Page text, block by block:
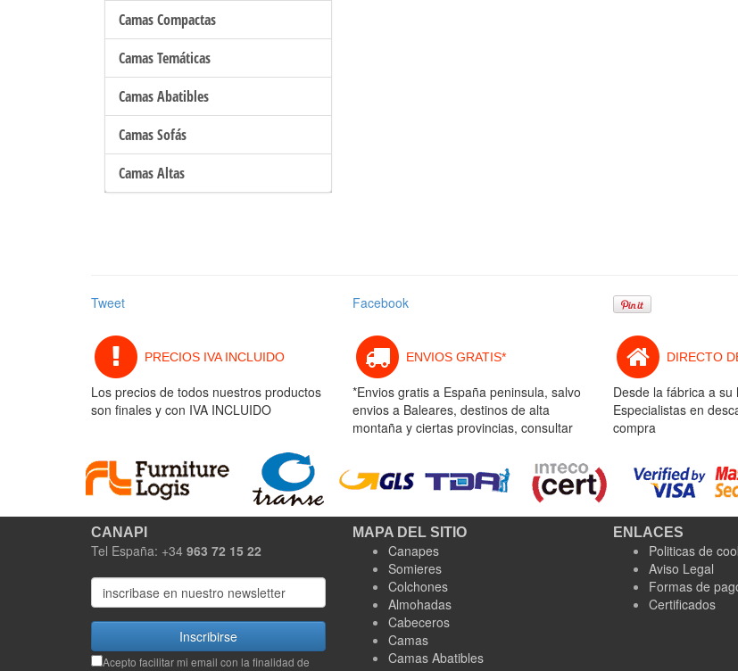
Camas Compactas
Camas Temáticas
Camas Abatibles
Camas Sofás
Camas Altas
Tweet Facebook
PRECIOS IVA INCLUIDO
Los precios de todos nuestros productos
son finales y con IVA INCLUIDO
ENVIOS GRATIS*
*Envios gratis a España peninsula, salvo
envios a Baleares, destinos de alta
montaña y ciertas provincias, consultar
DIRECTO
Desde la fábrica a su
Especialistas en
compra
CANAPI
Tel España: +34 963 72 15 22
Inscribirse
Acepto facilitar mi email con la finalidad de
MAPA DEL SITIO
Canapes
Somieres
Colchones
Almohadas
Cabeceros
Camas
Camas Abatibles
ENLACES
Politicas de
Aviso Legal
Formas de
Certificados